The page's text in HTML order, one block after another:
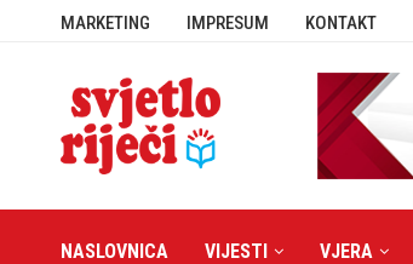
MARKETING IMPRESUM KONTAKT
NASLOVNICA VIJESTI VJERA